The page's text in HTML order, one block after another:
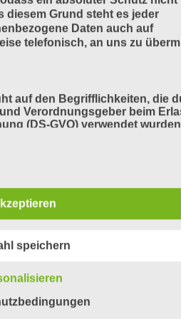
diesem Grund steht es jeder
Daten auch auf
telefonisch, an uns zu
auf den Begrifflichkeiten, die
Verordnungsgeber beim
(DS-GVO) verwendet
möchten wir vorab
unter anderem die
sind alle Informationen, die sich
speichern